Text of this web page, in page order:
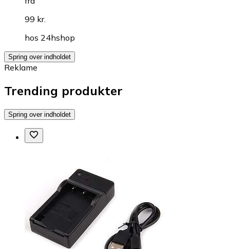
99 kr.
hos 24hshop
Spring over indholdet
Reklame
Trending produkter
Spring over indholdet